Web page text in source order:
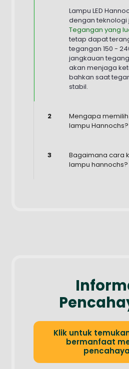
Lampu LED
dengan teknologi
Tegangan yang
tetap dapat
tegangan 150 -
jangkauan
akan menjaga
bahkan saat
stabil.
2
Mengapa
lampu Hannochs?
3
Bagaimana cara
lampu hannochs?
Klik untuk
bermanfaat